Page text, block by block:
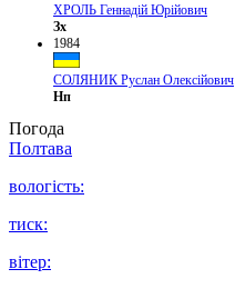
ХРОЛЬ Геннадій Юрійович
Зх
1984
СОЛЯНИК Руслан Олексійович
Нп
Погода
Полтава
вологість:
тиск:
вітер: